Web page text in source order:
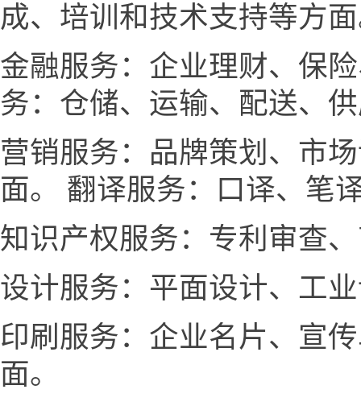
成、培训和技术支持等方
金融服务：企业理财、保
务：仓储、运输、配送、
营销服务：品牌策划、市
面。 翻译服务：口译、笔
知识产权服务：专利审查
设计服务：平面设计、工
印刷服务：企业名片、宣
面。